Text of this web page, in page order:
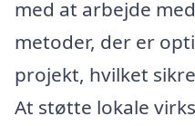
med at arbejde
metoder, der er
projekt, hvilket
At støtte lokale